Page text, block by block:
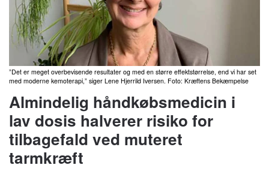
”Det er meget overbevisende resultater og med en større effektstørrelse, end vi har set
med moderne kemoterapi,” siger Lene Hjerrild Iversen. Foto: Kræftens Bekæmpelse
Almindelig håndkøbsmedicin i
lav dosis halverer risiko for
tilbagefald ved muteret
tarmkræft